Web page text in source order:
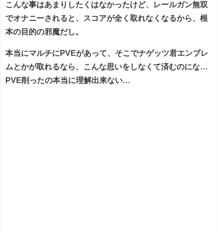
こんな事はあまりしたくはなかったけど、レールガン無双
でオナニーされると、スコアが全く取れなくなるから、根
本の目的の邪魔だし。
本当にマルチにPVEがあって、そこでナゲッツ君エンブレ
ムとかが取れるなら、こんな思いをしなくて済むのにな…
PVE削ったの本当に理解出来ない…